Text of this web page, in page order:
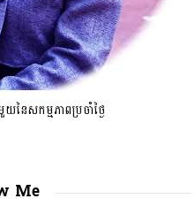
ៃសកម្មភាពប្រចាំថ្ងៃ
Me